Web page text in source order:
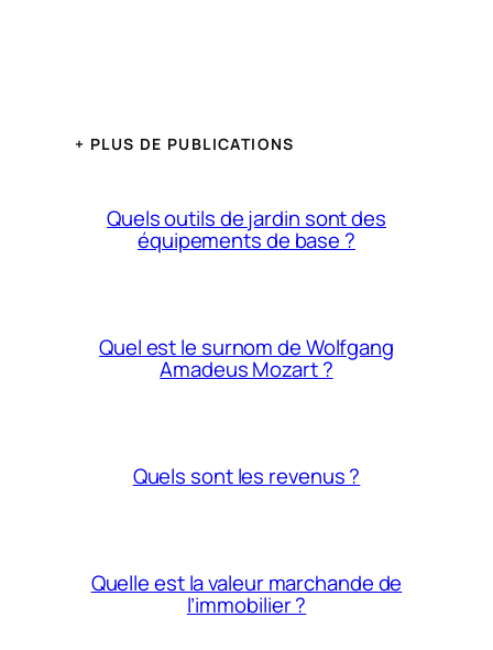
+ PLUS DE PUBLICATIONS
Quels outils de jardin sont des
équipements de base ?
Quel est le surnom de Wolfgang
Amadeus Mozart ?
Quels sont les revenus ?
Quelle est la valeur marchande de
l’immobilier ?